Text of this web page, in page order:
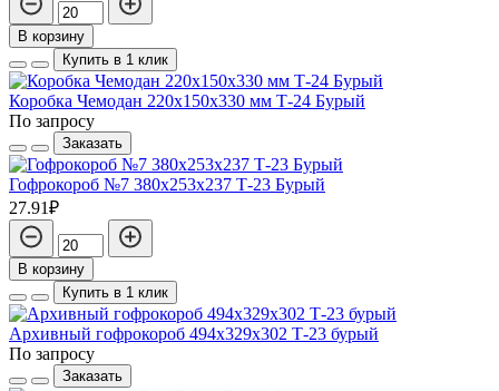
В корзину
Купить в 1 клик
Коробка Чемодан 220х150х330 мм Т-24 Бурый
По запросу
Заказать
Гофрокороб №7 380х253х237 Т-23 Бурый
27.91₽
В корзину
Купить в 1 клик
Архивный гофрокороб 494х329х302 Т-23 бурый
По запросу
Заказать